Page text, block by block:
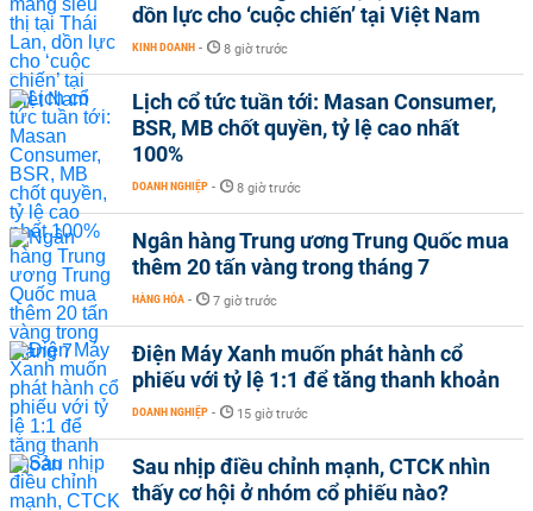
dồn lực cho ‘cuộc chiến’ tại Việt Nam
KINH DOANH - 8 giờ trước
Lịch cổ tức tuần tới: Masan Consumer,
BSR, MB chốt quyền, tỷ lệ cao nhất
100%
DOANH NGHIỆP - 8 giờ trước
Ngân hàng Trung ương Trung Quốc mua
thêm 20 tấn vàng trong tháng 7
HÀNG HÓA - 7 giờ trước
Điện Máy Xanh muốn phát hành cổ
phiếu với tỷ lệ 1:1 để tăng thanh khoản
DOANH NGHIỆP - 15 giờ trước
Sau nhịp điều chỉnh mạnh, CTCK nhìn
thấy cơ hội ở nhóm cổ phiếu nào?